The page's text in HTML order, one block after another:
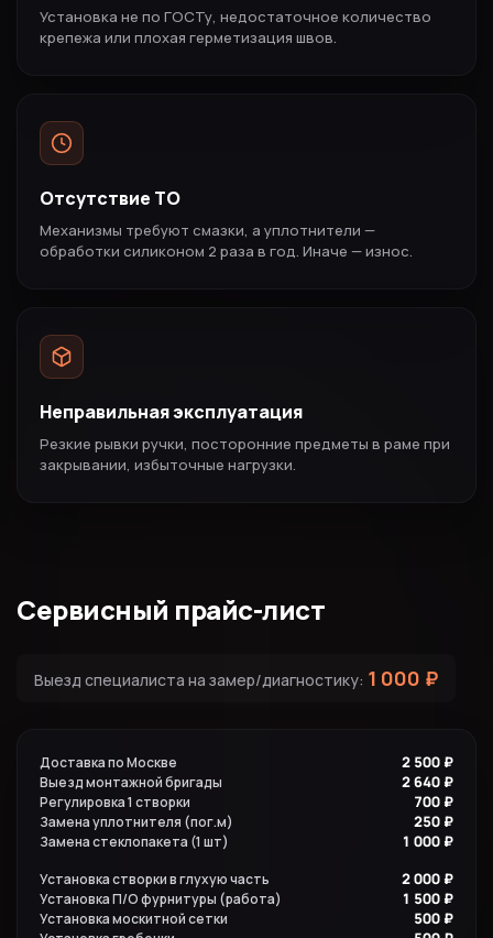
Установка не по ГОСТу, недостаточное количество
крепежа или плохая герметизация швов.
Отсутствие ТО
Механизмы требуют смазки, а уплотнители —
обработки силиконом 2 раза в год. Иначе — износ.
Неправильная эксплуатация
Резкие рывки ручки, посторонние предметы в раме при
закрывании, избыточные нагрузки.
Сервисный прайс-лист
Выезд специалиста на замер/диагностику: 1 000 ₽
Доставка по Москве 2 500 ₽
Выезд монтажной бригады 2 640 ₽
Регулировка 1 створки 700 ₽
Замена уплотнителя (пог.м) 250 ₽
Замена стеклопакета (1 шт) 1 000 ₽
Установка створки в глухую часть 2 000 ₽
Установка П/О фурнитуры (работа) 1 500 ₽
Установка москитной сетки 500 ₽